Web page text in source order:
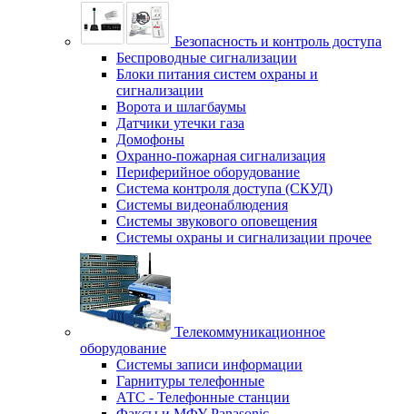
Безопасность и контроль доступа
Беспроводные сигнализации
Блоки питания систем охраны и
сигнализации
Ворота и шлагбаумы
Датчики утечки газа
Домофоны
Охранно-пожарная сигнализация
Периферийное оборудование
Система контроля доступа (СКУД)
Системы видеонаблюдения
Системы звукового оповещения
Системы охраны и сигнализации прочее
Телекоммуникационное
оборудование
Системы записи информации
Гарнитуры телефонные
АТС - Телефонные станции